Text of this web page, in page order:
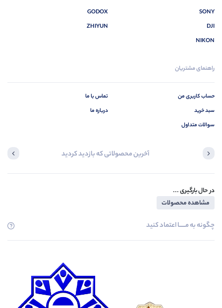
SONY
DJI
NIKON
GODOX
ZHIYUN
راهنمای مشتریان
حساب کاربری من
سبد خرید
سوالات متداول
تماس با ما
درباره ما
آخرین محصولاتی که بازدید کردید
در حال بارگیری ...
مشاهده محصولات
چگونه به مــــــا اعتماد کنید